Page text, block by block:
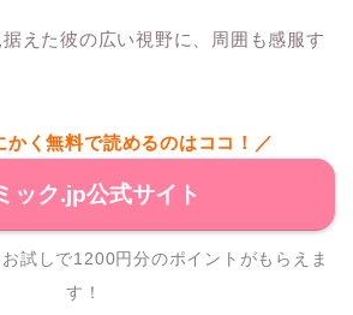
えた彼の広い視野に、周囲も感服す
かく無料で読めるのはココ！／
ック.jp公式サイト
試しで1200円分のポイントがもらえま
す！